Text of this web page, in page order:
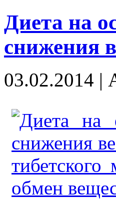
Диета на
снижения
03.02.2014 |